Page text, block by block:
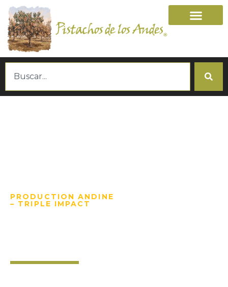
PRODUCTION ANDINE
– TRIPLE IMPACT